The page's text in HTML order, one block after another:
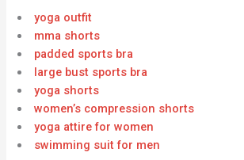
yoga outfit
mma shorts
padded sports bra
large bust sports bra
yoga shorts
women’s compression shorts
yoga attire for women
swimming suit for men